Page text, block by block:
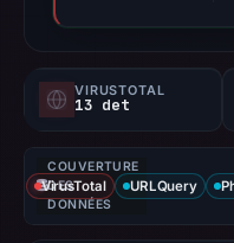
VIRUSTOTAL
13 det
COUVERTURE
DES
DONNÉES
VirusTotal URLQuery